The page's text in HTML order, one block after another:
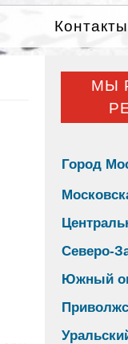
Контакты
МЫ
Город
Северо-
Южный